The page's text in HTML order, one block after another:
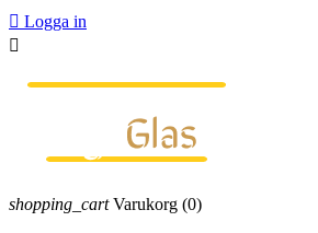
 Logga in

shopping_cart Varukorg (0)